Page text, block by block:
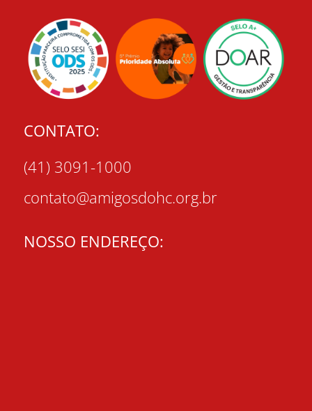
CONTATO:
(41) 3091-1000
contato@amigosdohc.org.br
NOSSO ENDEREÇO: